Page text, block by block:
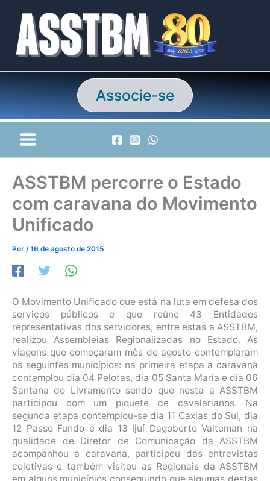
conteúdo
Associe-se
ASSTBM percorre o Estado
com caravana do Movimento
Unificado
Por /16 de agosto de 2015
O Movimento Unificado que está na luta em defesa dos
serviços públicos e que reúne 43 Entidades
representativas dos servidores, entre estas a ASSTBM,
realizou Assembleias Regionalizadas no Estado. As
viagens que começaram mês de agosto contemplaram
os seguintes municípios: na primeira etapa a caravana
contemplou dia 04 Pelotas, dia 05 Santa Maria e dia 06
Santana do Livramento sendo que nesta a ASSTBM
participou com um piquete de cavalarianos. Na
segunda etapa contemplou-se dia 11 Caxias do Sul, dia
12 Passo Fundo e dia 13 Ijuí Dagoberto Valteman na
qualidade de Diretor de Comunicação da ASSTBM
acompanhou a caravana, participou das entrevistas
coletivas e também visitou as Regionais da ASSTBM
em alguns municípios conseguindo que algumas destas